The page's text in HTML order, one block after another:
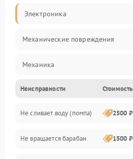
Электроника
Механические повреждения
Механика
Электропитание
Водоснабжение
Слив
Неисправности Стоимость
Не сливает воду (помпа) 2500 ₽
Не вращается барабан 1500 ₽